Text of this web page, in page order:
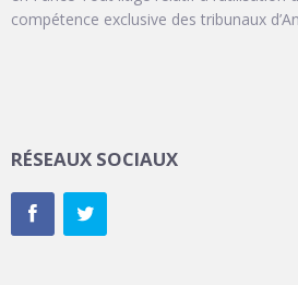
compétence exclusive des tribunaux
RÉSEAUX SOCIAUX